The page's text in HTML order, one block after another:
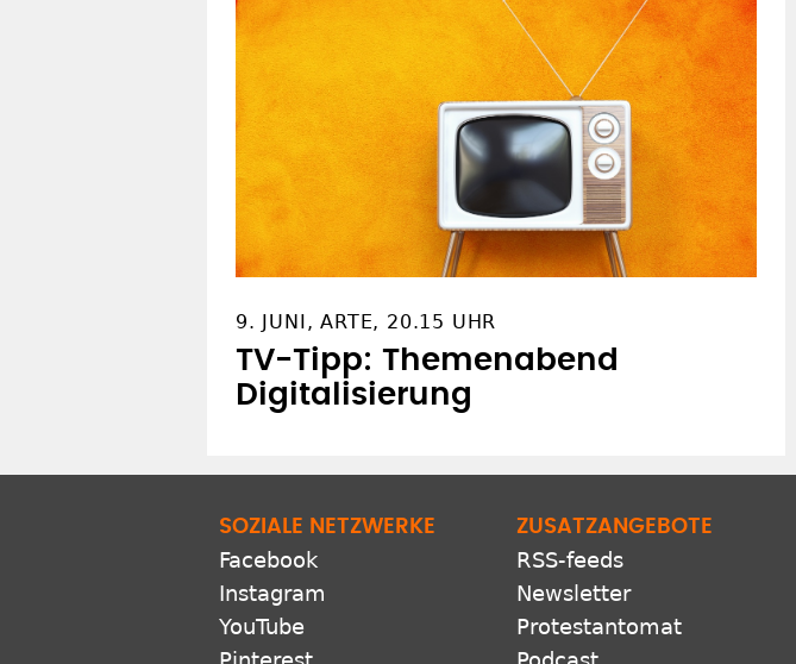
9. JUNI, ARTE, 20.15 UHR
TV-Tipp: Themenabend
Digitalisierung
SOZIALE NETZWERKE
Facebook
Instagram
YouTube
ZUSATZANGEBOTE
RSS-feeds
Newsletter
Protestantomat